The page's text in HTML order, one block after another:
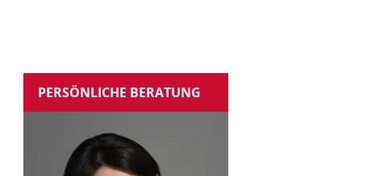
PERSÖNLICHE BERATUNG